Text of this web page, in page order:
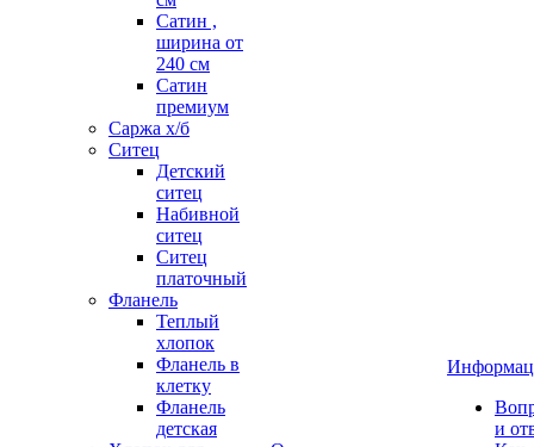
Сатин ,
ширина от
240 см
Сатин
премиум
Саржа х/б
Ситец
Детский
ситец
Набивной
ситец
Ситец
платочный
Фланель
Теплый
хлопок
Фланель в
клетку
Фланель
детская
и